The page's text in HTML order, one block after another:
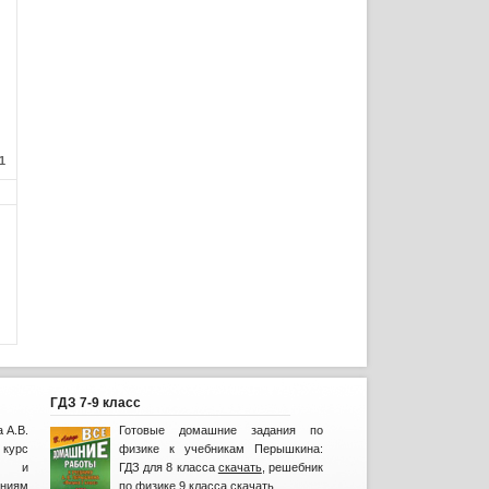
А.В.
и
ГДЗ 7-9 класс
Готовые домашние задания по
физике к учебникам Перышкина:
ГДЗ для 8 класса скачать, решебник
по физике 9 класса скачать.